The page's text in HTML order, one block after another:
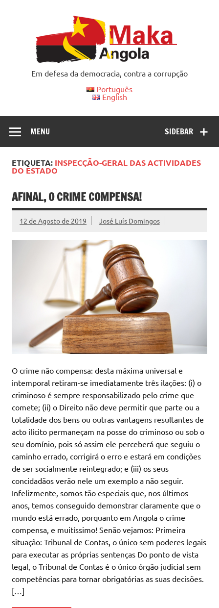
Em defesa da democracia, contra a corrupção
Português
English
SIDEBAR
MENU
ETIQUETA: INSPECÇÃO-GERAL DAS ACTIVIDADES
DO ESTADO
AFINAL, O CRIME COMPENSA!
12 de Agosto de 2019 José Luís Domingos
O crime não compensa: desta máxima universal e
intemporal retiram-se imediatamente três ilações: (i) o
criminoso é sempre responsabilizado pelo crime que
comete; (ii) o Direito não deve permitir que parte ou a
totalidade dos bens ou outras vantagens resultantes de
acto ilícito permaneçam na posse do criminoso ou sob o
seu domínio, pois só assim ele perceberá que seguiu o
caminho errado, corrigirá o erro e estará em condições
de ser socialmente reintegrado; e (iii) os seus
concidadãos verão nele um exemplo a não seguir.
Infelizmente, somos tão especiais que, nos últimos
anos, temos conseguido demonstrar claramente que o
mundo está errado, porquanto em Angola o crime
compensa, e muitíssimo! Senão vejamos: Primeira
situação: Tribunal de Contas, o único sem poderes legais
para executar as próprias sentenças Do ponto de vista
legal, o Tribunal de Contas é o único órgão judicial sem
competências para tornar obrigatórias as suas decisões.
[…]